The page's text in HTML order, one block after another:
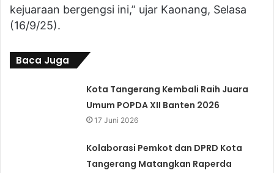
kejuaraan bergengsi ini,” ujar Kaonang, Selasa
(16/9/25).
Baca Juga
Kota Tangerang Kembali Raih Juara
Umum POPDA XII Banten 2026
17 Juni 2026
Kolaborasi Pemkot dan DPRD Kota
Tangerang Matangkan Raperda